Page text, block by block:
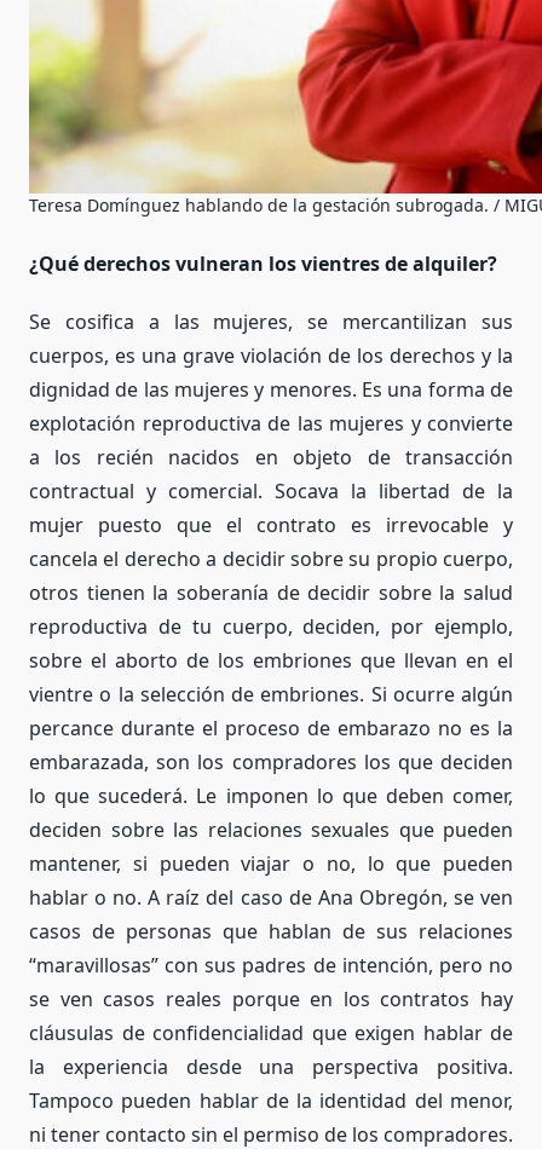
Teresa Domínguez hablando de la gestación subrogada. /
¿Qué derechos vulneran los vientres de alquiler?
Se cosifica a las mujeres, se mercantilizan sus
cuerpos, es una grave violación de los derechos y la
dignidad de las mujeres y menores. Es una forma de
explotación reproductiva de las mujeres y convierte
a los recién nacidos en objeto de transacción
contractual y comercial. Socava la libertad de la
mujer puesto que el contrato es irrevocable y
cancela el derecho a decidir sobre su propio cuerpo,
otros tienen la soberanía de decidir sobre la salud
reproductiva de tu cuerpo, deciden, por ejemplo,
sobre el aborto de los embriones que llevan en el
vientre o la selección de embriones. Si ocurre algún
percance durante el proceso de embarazo no es la
embarazada, son los compradores los que deciden
lo que sucederá. Le imponen lo que deben comer,
deciden sobre las relaciones sexuales que pueden
mantener, si pueden viajar o no, lo que pueden
hablar o no. A raíz del caso de Ana Obregón, se ven
casos de personas que hablan de sus relaciones
“maravillosas” con sus padres de intención, pero no
se ven casos reales porque en los contratos hay
cláusulas de confidencialidad que exigen hablar de
la experiencia desde una perspectiva positiva.
Tampoco pueden hablar de la identidad del menor,
ni tener contacto sin el permiso de los compradores.